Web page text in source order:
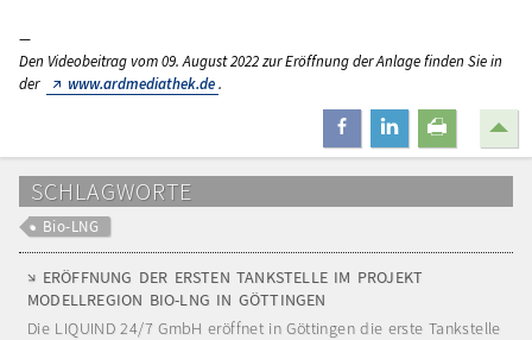
Den Videobeitrag vom 09. August 2022 zur Eröffnung der Anlage finden Sie in
der
www.ardmediathek.de.
teilen mitteilendrucken
SCHLAGWORTE
Bio-LNG
ERÖFFNUNG DER ERSTEN TANKSTELLE IM PROJEKT
MODELLREGION BIO-LNG IN GÖTTINGEN
Die LIQUIND 24/7 GmbH eröffnet in Göttingen die erste Tankstelle